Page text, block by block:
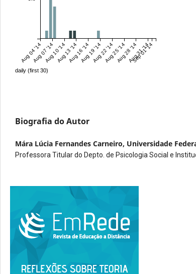
Aug 04 '14
Aug 07 '14Aug 10 '14Aug 13 '14Aug 16 '14Aug 19 '14Aug 22 '14Aug 25 '14Aug 28 '14Aug 31 '14
Sep 01 '14
daily (first 30)
Biografia do Autor
Mára Lúcia Fernandes Carneiro, Universidade
Professora Titular do Depto. de Psicologia Social e